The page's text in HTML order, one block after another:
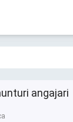
angajari